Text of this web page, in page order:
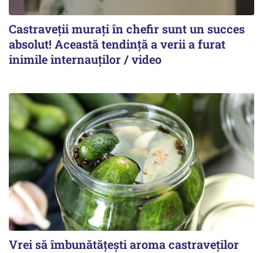
Castraveții murați în chefir sunt un succes
absolut! Această tendință a verii a furat
inimile internauților / video
Vrei să îmbunătățești aroma castraveților